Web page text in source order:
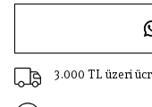
3.000 TL üzeri